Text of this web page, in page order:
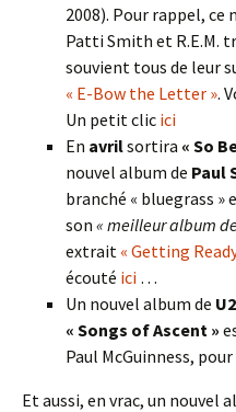
2008). Pour rappel, ce
Patti Smith et R.E.M.
souvient tous de leur
« E-Bow the Letter ».
Un petit clic ici
En avrilsortira « So
nouvel album de Paul
branché « bluegrass »
son « meilleur album
extrait « Getting
écouté ici …
Un nouvel album de U2
« Songs of Ascent »
Paul McGuinness, pour
Et aussi, en vrac, un nouvel